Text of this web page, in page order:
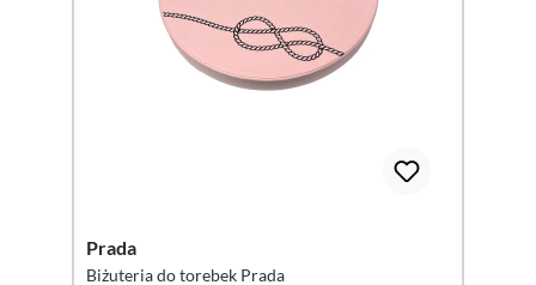
Prada
Biżuteria do torebek Prada